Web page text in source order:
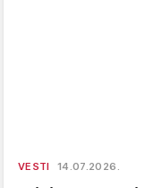
VESTI 14.07.2026.